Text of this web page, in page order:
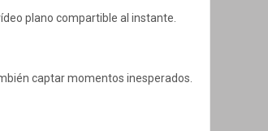
plano compartible al instante.
captar momentos inesperados.